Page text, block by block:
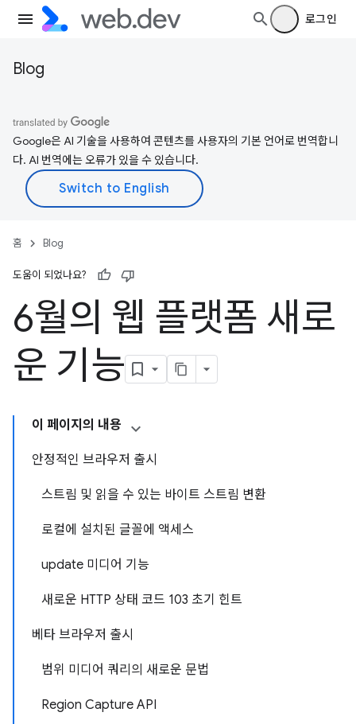
로그인
Blog
Google은 AI 기술을 사용하여 콘텐츠를 사용자의 기본 언어로 번역합니
다. AI 번역에는 오류가 있을 수 있습니다.
홈 Blog
도움이 되었나요?
6월의 웹 플랫폼 새로
운 기능
이 페이지의 내용
안정적인 브라우저 출시
스트림 및 읽을 수 있는 바이트 스트림 변환
로컬에 설치된 글꼴에 액세스
update 미디어 기능
새로운 HTTP 상태 코드 103 초기 힌트
베타 브라우저 출시
범위 미디어 쿼리의 새로운 문법
Region Capture API